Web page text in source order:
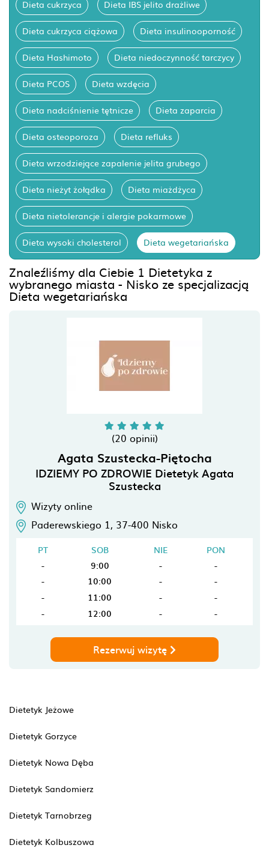
Dieta cukrzyca Dieta IBS jelito drażliwe
Dieta cukrzyca ciążowa Dieta insulinooporność
Dieta Hashimoto Dieta niedoczynność tarczycy
Dieta PCOS Dieta wzdęcia
Dieta nadciśnienie tętnicze Dieta zaparcia
Dieta osteoporoza Dieta refluks
Dieta wrzodziejące zapalenie jelita grubego
Dieta nieżyt żołądka Dieta miażdżyca
Dieta nietolerancje i alergie pokarmowe
Dieta wysoki cholesterol Dieta wegetariańska
Znaleźliśmy dla Ciebie 1 Dietetyka z
wybranego miasta - Nisko ze specjalizacją
Dieta wegetariańska
(20 opinii)
Agata Szustecka-Piętocha
IDZIEMY PO ZDROWIE Dietetyk Agata
Szustecka
Wizyty online
Paderewskiego 1, 37-400 Nisko
PT SOB NIE
PON
-
9:00 -
-
-
10:00 -
-
-
11:00 -
-
-
12:00 - -
Rezerwuj wizytę
Dietetyk Jeżowe
Dietetyk Gorzyce
Dietetyk Nowa Dęba
Dietetyk Sandomierz
Dietetyk Tarnobrzeg
Dietetyk Kolbuszowa